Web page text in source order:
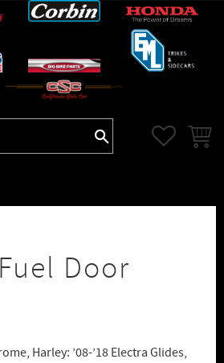
Door
Harley: ’08-’18 Electra Glides,